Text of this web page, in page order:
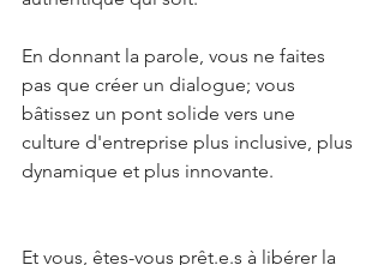
En donnant la parole, vous ne faites
pas que créer un dialogue; vous
bâtissez un pont solide vers une
culture d'entreprise plus inclusive, plus
dynamique et plus innovante.
Et vous, êtes-vous prêt.e.s à libérer la